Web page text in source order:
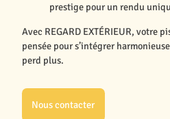
prestige pour un rendu
Avec REGARD EXTÉRIEUR, votre
pensée pour s’intégrer
perd plus.
Nous contacter